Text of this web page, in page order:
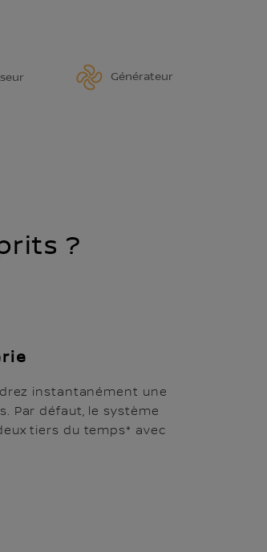
Générateur
?
instantanément une
Par défaut, le système
tiers du temps* avec